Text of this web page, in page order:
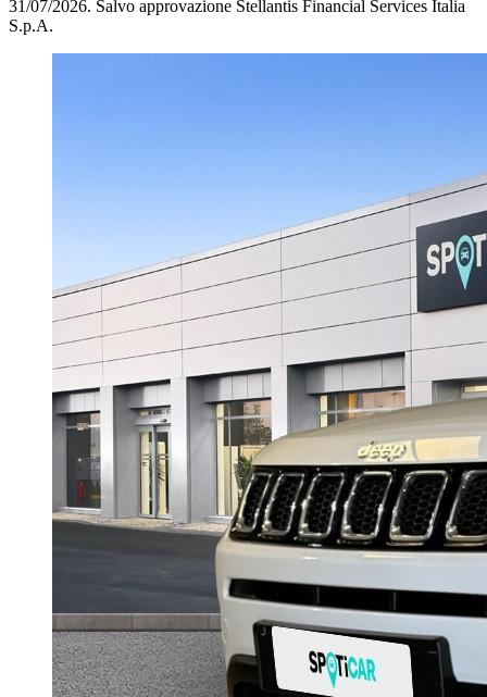
31/07/2026. Salvo approvazione Stellantis Financial Services Italia
S.p.A.